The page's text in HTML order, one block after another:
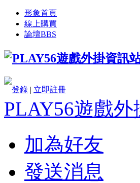
形象首頁
線上購買
論壇BBS
登錄 | 立即註冊
PLAY56遊戲
加為好友
發送消息